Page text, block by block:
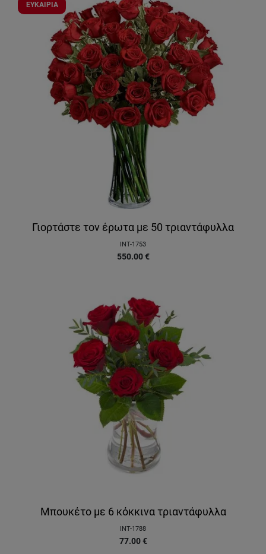
ΕΥΚΑΙΡΙΑ
Γιορτάστε τον έρωτα με 50 τριαντάφυλλα
INT-1753
550.00 €
Μπουκέτο με 6 κόκκινα τριαντάφυλλα
INT-1788
77.00 €